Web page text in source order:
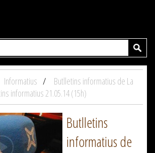
Informatius
Butlletins informatius de La
informatius 21.05.14 (15h)
Butlletins
informatius de